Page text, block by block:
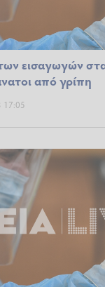
εισαγωγών
από γρίπη
17:05